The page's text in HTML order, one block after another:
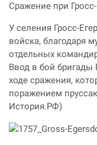
Сражение при
У селения Гросс-
войска, благодаря
отдельных
Ввод в бой
ходе сражения,
поражением
История.РФ)